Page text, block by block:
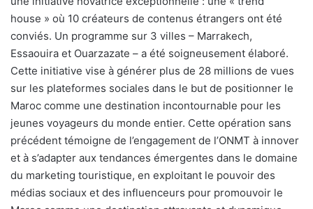
house » où 10 créateurs de contenus étrangers ont été
conviés. Un programme sur 3 villes – Marrakech,
Essaouira et Ouarzazate – a été soigneusement élaboré.
Cette initiative vise à générer plus de 28 millions de vues
sur les plateformes sociales dans le but de positionner le
Maroc comme une destination incontournable pour les
jeunes voyageurs du monde entier. Cette opération sans
précédent témoigne de l’engagement de l’ONMT à innover
et à s’adapter aux tendances émergentes dans le domaine
du marketing touristique, en exploitant le pouvoir des
médias sociaux et des influenceurs pour promouvoir le